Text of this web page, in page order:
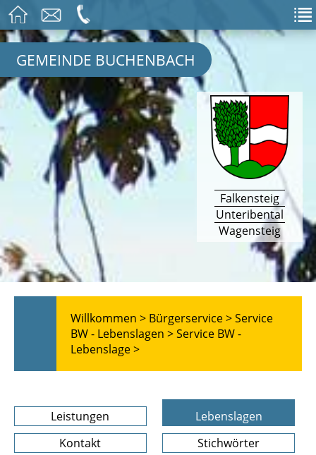
GEMEINDE BUCHENBACH
Falkensteig
Unteribental
Wagensteig
Willkommen > Bürgerservice >Service
BW - Lebenslagen >Service BW -
Lebenslage >
Leistungen
Lebenslagen
Kontakt
Stichwörter